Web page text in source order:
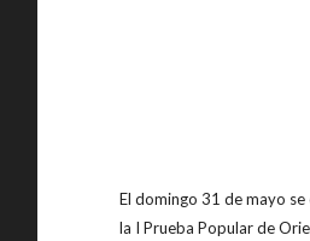
El domingo 31 de mayo
la I Prueba Popular de